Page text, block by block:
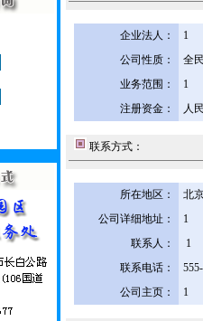
企业法人：
1
公司性质：
全
业务范围：
1
注册资金：
人
联系方式：
所在地区：
北
公司详细地址：
1
联系人：
1
联系电话：
公司主页：
1